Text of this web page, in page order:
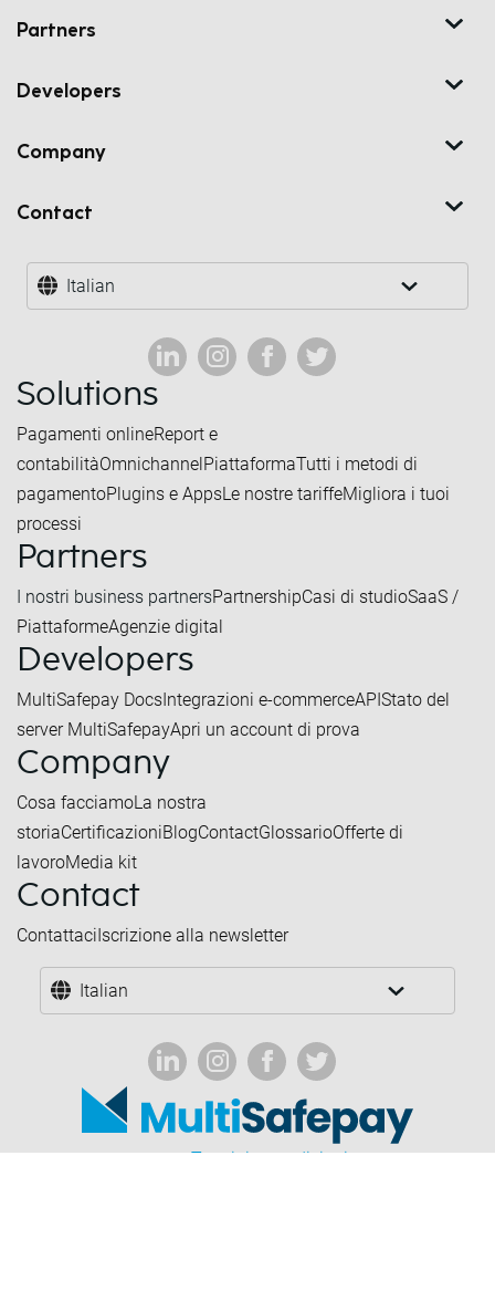
Partners
Developers
Company
Contact
Italian
Solutions
Pagamenti onlineReport e
contabilitàOmnichannelPiattaformaTutti i metodi di
pagamentoPlugins e AppsLe nostre tariffeMigliora i tuoi
processi
Partners
I nostri business partnersPartnershipCasi di studioSaaS /
PiattaformeAgenzie digital
Developers
MultiSafepay DocsIntegrazioni e-commerceAPIStato del
server MultiSafepayApri un account di prova
Company
Cosa facciamoLa nostra
storiaCertificazioniBlogContactGlossarioOfferte di
lavoroMedia kit
Contact
ContattaciIscrizione alla newsletter
Italian
Termini e condizioni